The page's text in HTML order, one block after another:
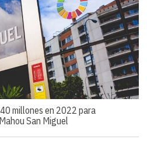
millones en 2022 para
Mahou San Miguel